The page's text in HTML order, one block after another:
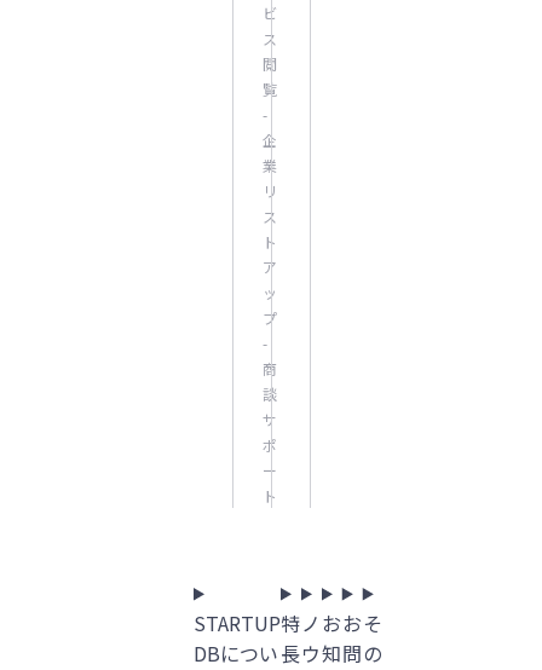
ビ
ス
閲
覧
-
企
業
リ
ス
ト
ア
ッ
プ
-
商
談
サ
ポ
ー
ト
STARTUP
DBについ
特
長
ノ
ウ
お
知
お
問
そ
の